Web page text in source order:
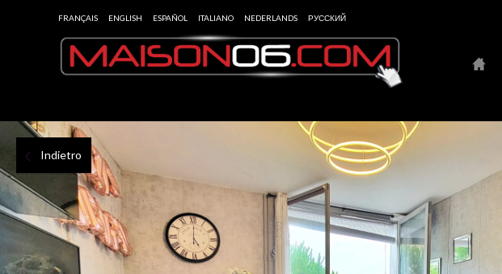
FRANÇAIS ENGLISH ESPAÑOL ITALIANO NEDERLANDS РУССКИЙ
Indietro